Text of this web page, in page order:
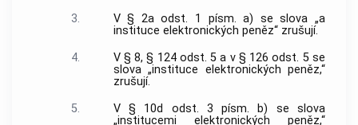
3.
V § 2a odst. 1 písm. a) se slova „a
instituce elektronických peněz“ zrušují.
4.
V § 8, § 124 odst. 5 a v § 126 odst. 5 se
slova „instituce elektronických peněz,“
zrušují.
5.
V § 10d odst. 3 písm. b) se slova
„institucemi elektronických peněz,“